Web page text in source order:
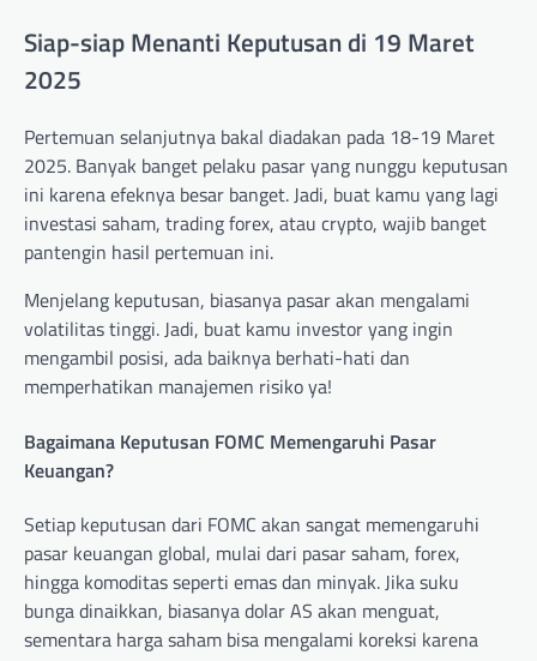
Siap-siap Menanti Keputusan di 19 Maret
2025
Pertemuan selanjutnya bakal diadakan pada 18-19 Maret
2025. Banyak banget pelaku pasar yang nunggu keputusan
ini karena efeknya besar banget. Jadi, buat kamu yang lagi
investasi saham, trading forex, atau crypto, wajib banget
pantengin hasil pertemuan ini.
Menjelang keputusan, biasanya pasar akan mengalami
volatilitas tinggi. Jadi, buat kamu investor yang ingin
mengambil posisi, ada baiknya berhati-hati dan
memperhatikan manajemen risiko ya!
Bagaimana Keputusan FOMC Memengaruhi Pasar
Keuangan?
Setiap keputusan dari FOMC akan sangat memengaruhi
pasar keuangan global, mulai dari pasar saham, forex,
hingga komoditas seperti emas dan minyak. Jika suku
bunga dinaikkan, biasanya dolar AS akan menguat,
sementara harga saham bisa mengalami koreksi karena